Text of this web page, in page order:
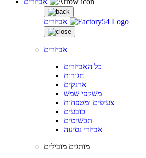
אביזרים
אביזרים
כל האביזרים
חגורות
ארנקים
משקפי שמש
צעיפים ומטפחות
כובעים
תכשיטים
אביזרי נסיעה
מותגים מובילים